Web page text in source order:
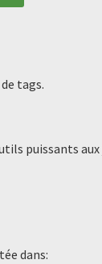
tags.
puissants
dans: